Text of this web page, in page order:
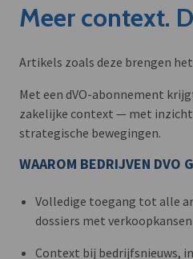
Meer context.
Artikels zoals deze brengen
Met een dVO-abonnement
zakelijke context — met
strategische bewegingen.
WAAROM BEDRIJVEN DVO
Volledige toegang tot alle
dossiers met verkoopkansen
Context bij bedrijfsnieuws,